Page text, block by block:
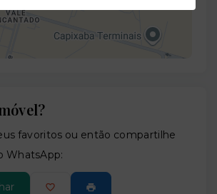
favoritos ou então compartilhe
WhatsApp: